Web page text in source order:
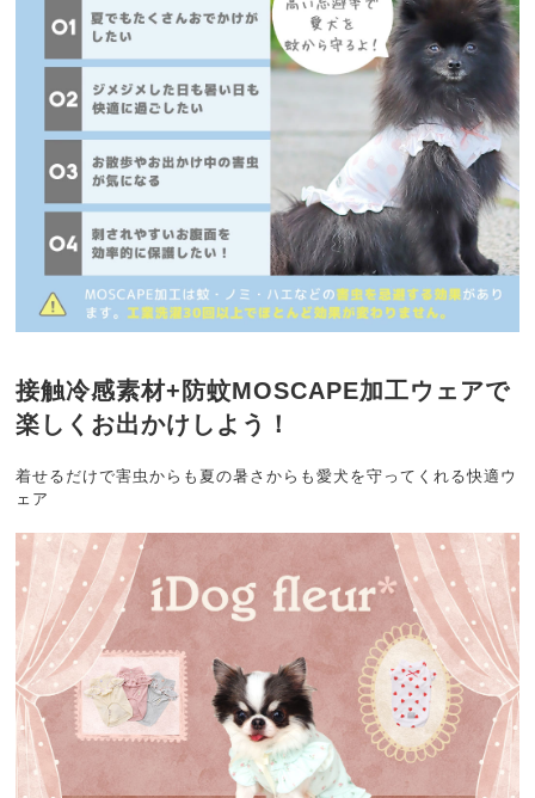
接触冷感素材+防蚊MOSCAPE加工ウェアで
楽しくお出かけしよう！
着せるだけで害虫からも夏の暑さからも愛犬を守ってくれる快適ウ
ェア